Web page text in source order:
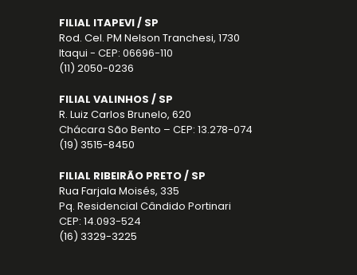
FILIAL ITAPEVI / SP
Rod. Cel. PM Nelson Tranchesi, 1730
Itaqui - CEP: 06696-110
(11) 2050-0236
FILIAL VALINHOS / SP
R. Luiz Carlos Brunelo, 620
Chácara São Bento – CEP: 13.278-074
(19) 3515-8450
FILIAL RIBEIRÃO PRETO / SP
Rua Farjala Moisés, 335
Pq. Residencial Cândido Portinari
CEP: 14.093-524
(16) 3329-3225